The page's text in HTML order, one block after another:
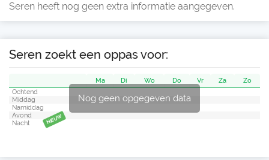
Seren heeft nog geen extra informatie aangegeven.
Seren zoekt een oppas voor:
Nog geen opgegeven data
Ma Di Wo Do Vr Za
Zo
Ochtend
Middag
Namiddag
Avond
Nacht
NIEUW